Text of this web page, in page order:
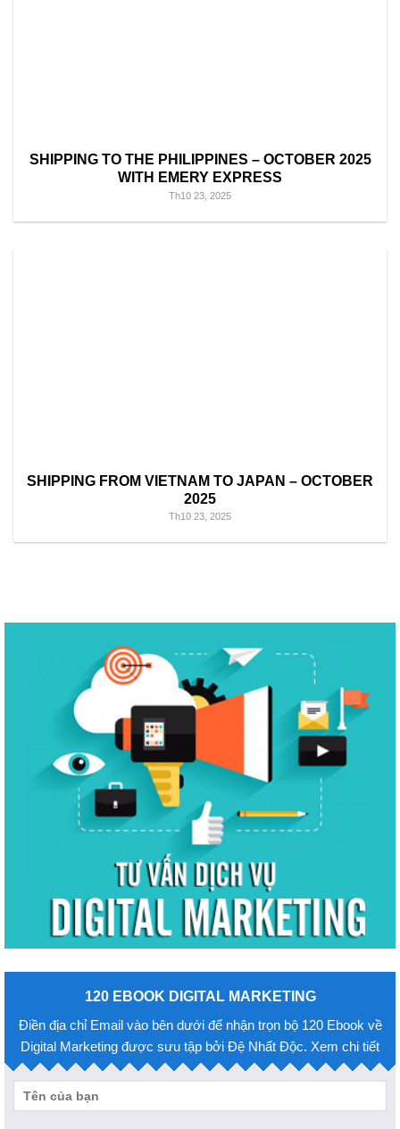
SHIPPING TO THE PHILIPPINES – OCTOBER 2025
WITH EMERY EXPRESS
Th10 23, 2025
SHIPPING FROM VIETNAM TO JAPAN – OCTOBER
2025
Th10 23, 2025
120 EBOOK DIGITAL MARKETING
Điền địa chỉ Email vào bên dưới để nhận trọn bộ 120 Ebook về
Digital Marketing được sưu tập bởi Đệ Nhất Độc. Xem chi tiết